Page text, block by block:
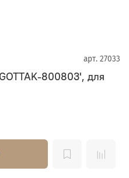
арт. 27033
800803', для